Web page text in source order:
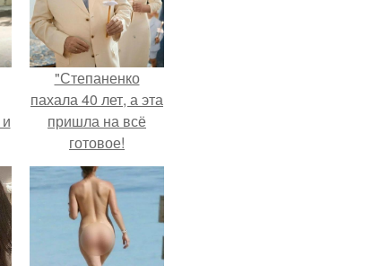
"Степаненко
пахала 40 лет, а эта
пришла на всё
готовое!